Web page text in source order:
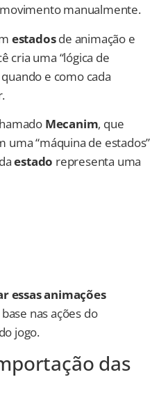
manualmente.
estadosde animação e
cria uma “lógica de
e como cada
Mecanim, que
uma “máquina de estados”
estado representa uma
essas animações
nas ações do
jogo.
das